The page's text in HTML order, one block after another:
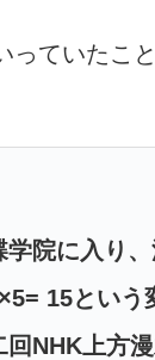
っていたこ
院に入り、
15という
NHK上方